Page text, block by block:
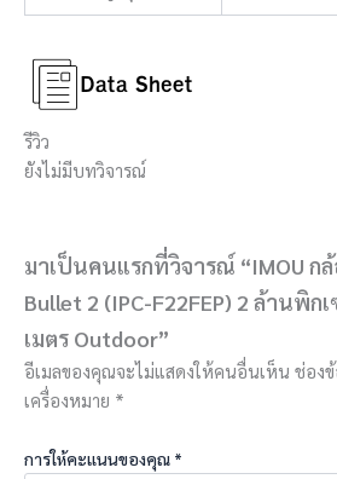
รีวิว
ยังไม่มีบทวิจารณ์
มาเป็นคนแรกที่วิจารณ์ “IMOU ก
Bullet 2 (IPC-F22FEP) 2 ล้านพิก
เมตร Outdoor”
อีเมลของคุณจะไม่แสดงให้คนอื่นเห็น ช่อง
เครื่องหมาย *
การให้คะแนนของคุณ *